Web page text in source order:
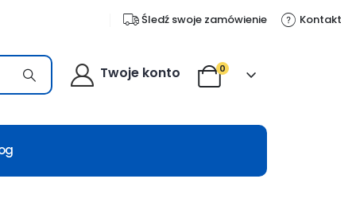
Śledź swoje zamówienie Kontakt
Twoje konto 0